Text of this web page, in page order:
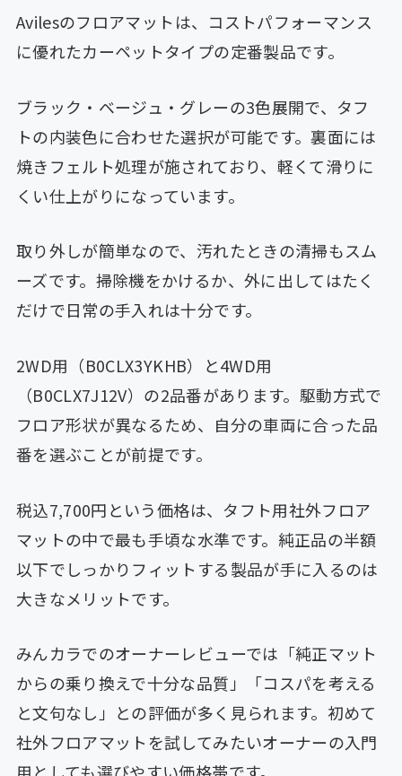
Avilesのフロアマットは、コストパフォーマンス
に優れたカーペットタイプの定番製品です。
ブラック・ベージュ・グレーの3色展開で、タフ
トの内装色に合わせた選択が可能です。裏面には
焼きフェルト処理が施されており、軽くて滑りに
くい仕上がりになっています。
取り外しが簡単なので、汚れたときの清掃もスム
ーズです。掃除機をかけるか、外に出してはたく
だけで日常の手入れは十分です。
2WD用（B0CLX3YKHB）と4WD用
（B0CLX7J12V）の2品番があります。駆動方式で
フロア形状が異なるため、自分の車両に合った品
番を選ぶことが前提です。
税込7,700円という価格は、タフト用社外フロア
マットの中で最も手頃な水準です。純正品の半額
以下でしっかりフィットする製品が手に入るのは
大きなメリットです。
みんカラでのオーナーレビューでは「純正マット
からの乗り換えで十分な品質」「コスパを考える
と文句なし」との評価が多く見られます。初めて
社外フロアマットを試してみたいオーナーの入門